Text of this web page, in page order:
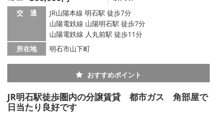
交 通
JR山陽本線 明石駅 徒歩7分
山陽電鉄線 山陽明石駅 徒歩7分
山陽電鉄線 人丸前駅 徒歩11分
所在地
明石市山下町
おすすめポイント
JR明石駅徒歩圏内の分譲賃貸 都市ガス 角部屋で
日当たり良好です